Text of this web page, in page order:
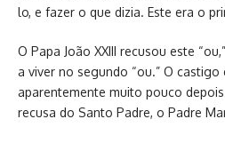
lo, e fazer o que dizia. Este era o
O Papa João XXIII recusou este
a viver no segundo “ou.” O
aparentemente muito pouco
recusa do Santo Padre, o Padre